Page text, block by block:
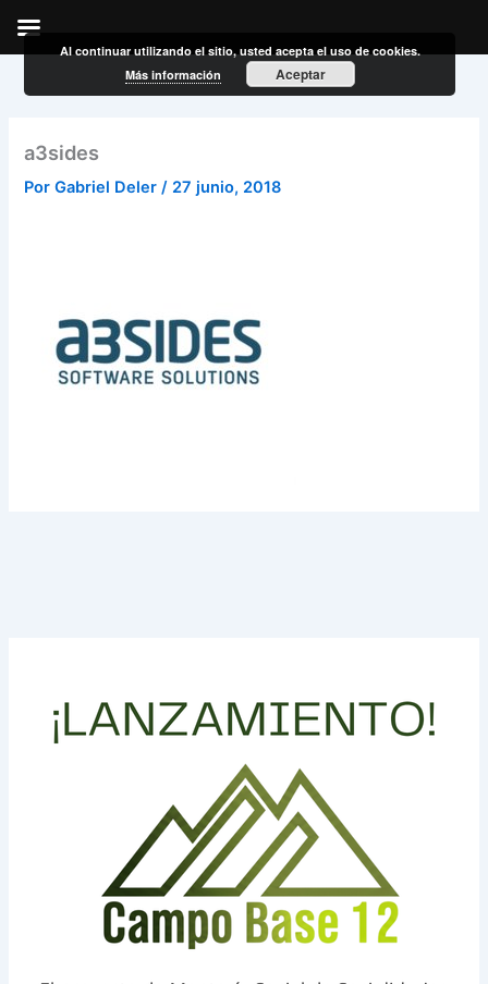
a3sides
PorGabriel Deler/ 27 junio, 2018
Al continuar utilizando el sitio, usted acepta el uso de cookies.
Más información
Aceptar